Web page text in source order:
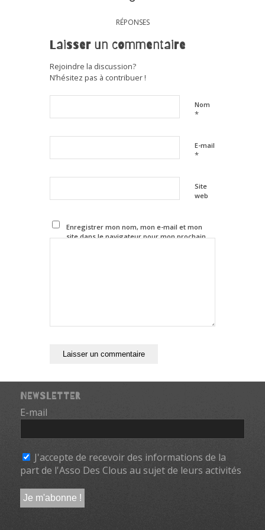
RÉPONSES
Laisser un commentaire
Rejoindre la discussion?
N’hésitez pas à contribuer !
Nom
*
E-mail
*
Site
web
Enregistrer mon nom, mon e-mail et mon
site dans le navigateur pour mon prochain
NEWSLETTER
E-mail
J'accepte de recevoir des informations de la
part de l'Asso Des Clous au sujet de leurs activités